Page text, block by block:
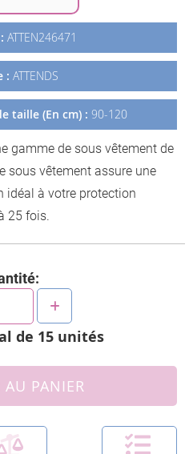
ATTEN246471
: ATTENDS
taille (En cm) : 90-120
gamme de sous vêtement de
sous vêtement assure une
idéal à votre protection
25 fois.
de 15unités
AU PANIER